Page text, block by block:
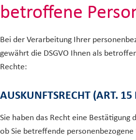
betroffene
Bei der Verarbeitung Ihrer
gewährt die DSGVO Ihnen als
Rechte:
AUSKUNFTSRECHT (ART. 15
Sie haben das Recht eine Bestätigung
ob Sie betreffende